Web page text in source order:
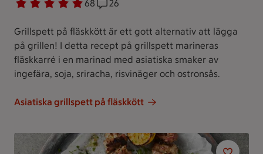
Betyg 4.8 av 5. 68
68 personer har röstatReceptet har 26 kommentarer
26
Grillspett på fläskkött är ett gott alternativ att lägga
på grillen! I detta recept på grillspett marineras
fläskkarré i en marinad med asiatiska smaker av
ingefära, soja, sriracha, risvinäger och ostronsås.
Asiatiska grillspett på fläskkött